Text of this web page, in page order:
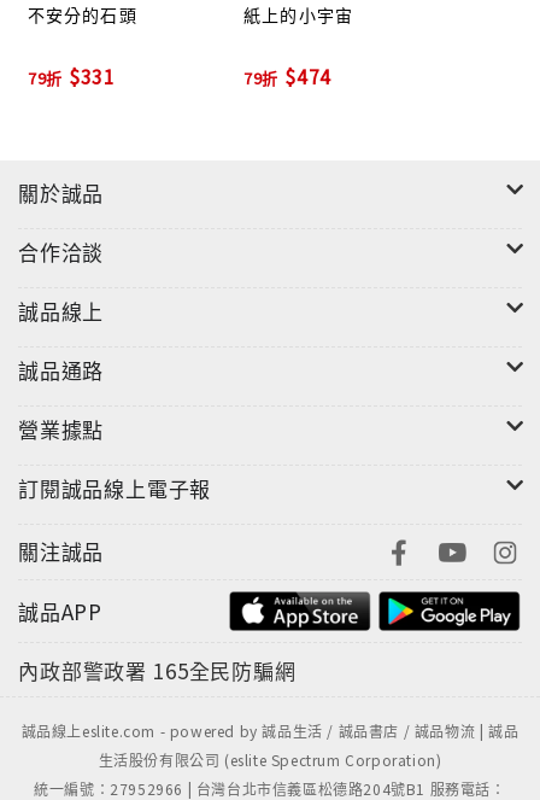
不安分的石頭
79折 $331
紙上的小宇宙
79折 $474
關於誠品
合作洽談
誠品線上
誠品通路
營業據點
訂閱誠品線上電子報
關注誠品
誠品APP
內政部警政署 165全民防騙網
誠品線上eslite.com - powered by 誠品生活 / 誠品書店 / 誠品物流 | 誠品
生活股份有限公司 (eslite Spectrum Corporation)
統一編號：27952966 | 台灣台北市信義區松德路204號B1 服務電話：